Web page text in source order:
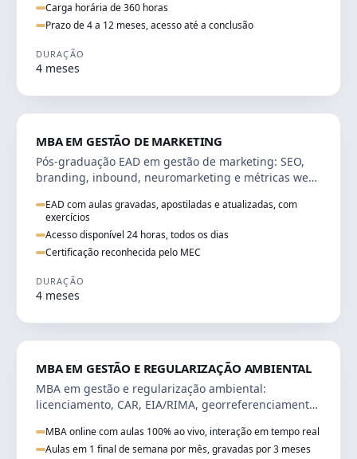
Carga horária de 360 horas
Prazo de 4 a 12 meses, acesso até a conclusão
DURAÇÃO
4 meses
MBA EM GESTÃO DE MARKETING
Pós-graduação EAD em gestão de marketing: SEO,
branding, inbound, neuromarketing e métricas web
EAD com aulas gravadas, apostiladas e atualizadas, com
exercícios
Acesso disponível 24 horas, todos os dias
Certificação reconhecida pelo MEC
DURAÇÃO
4 meses
MBA EM GESTÃO E REGULARIZAÇÃO AMBIENTAL
MBA em gestão e regularização ambiental:
licenciamento, CAR, EIA/RIMA, georreferenciamento
MBA online com aulas 100% ao vivo, interação em tempo real
Aulas em 1 final de semana por mês, gravadas por 3 meses